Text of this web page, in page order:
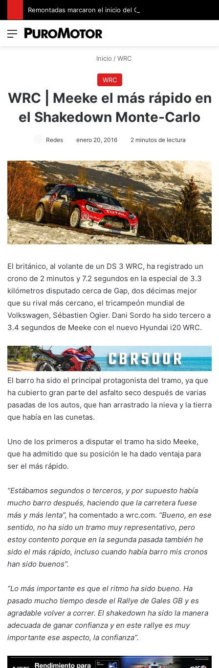
Menú
Inicio / WRC
WRC
WRC | Meeke el más rápido en
el Shakedown Monte-Carlo
Redes enero 20, 2016 2 minutos de lectura
El británico, al volante de un DS 3 WRC, ha registrado un
crono de 2 minutos y 7.2 segundos en la especial de 3.3
kilómetros disputado cerca de Gap, dos décimas mejor
que su rival más cercano, el tricampeón mundial de
Volkswagen, Sébastien Ogier. Dani Sordo ha sido tercero a
3.4 segundos de Meeke con el nuevo Hyundai i20 WRC.
El barro ha sido el principal protagonista del tramo, ya que
ha cubierto gran parte del asfalto seco después de varias
pasadas de los autos, que han arrastrado la nieva y la tierra
que había en las cunetas.
Uno de los primeros a disputar el tramo ha sido Meeke,
que ha admitido que su posición le ha dado ventaja para
ser el más rápido.
“Estábamos segundos o terceros, y por supuesto había
mucho barro después, haciendo que la carretera fuese
más y más lenta”, ha comentado a wrc.com. “Bueno, en ese
sentido, no ha sido un tramo muy representativo, pero
estoy contento porque en la segunda pasada también he
sido el más rápido, incluso cuando había barro mis cronos
han sido buenos”.
“Lo más importante es que el ritmo ha sido bueno. Ha
pasado mucho tiempo desde el Rallye de Gales GB y es
agradable volver a correr. El shakedown ha sido la manera
adecuada de ganar confianza y en este rallye es muy
importante ese aspecto, la confianza”.